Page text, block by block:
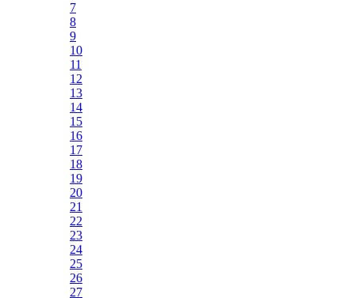
7
8
9
10
11
12
13
14
15
16
17
18
19
20
21
22
23
24
25
26
27